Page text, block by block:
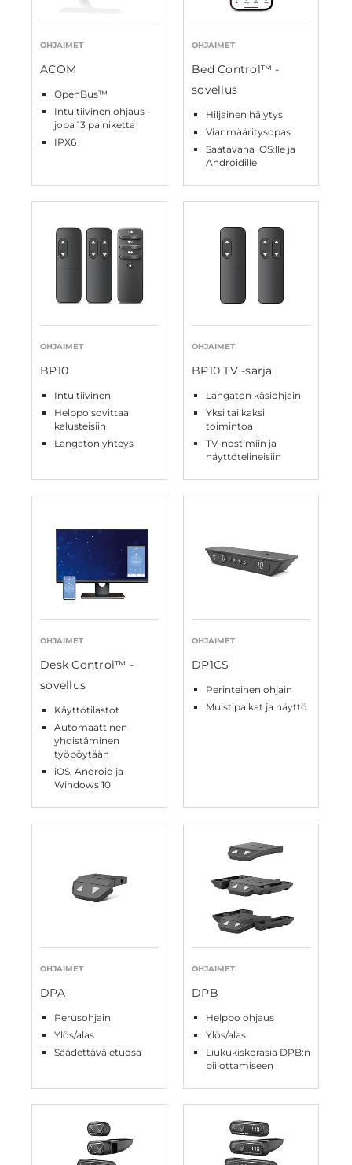
OHJAIMET
ACOM
OpenBus™
Intuitiivinen ohjaus -
jopa 13 painiketta
IPX6
OHJAIMET
Bed Control™ -
sovellus
Hiljainen hälytys
Vianmääritysopas
Saatavana iOS:lle ja
Androidille
OHJAIMET
BP10
Intuitiivinen
Helppo sovittaa
kalusteisiin
Langaton yhteys
OHJAIMET
BP10 TV -sarja
Langaton käsiohjain
Yksi tai kaksi
toimintoa
TV-nostimiin ja
näyttötelineisiin
OHJAIMET
Desk Control™ -
sovellus
Käyttötilastot
Automaattinen
yhdistäminen
työpöytään
iOS, Android ja
Windows 10
OHJAIMET
DP1CS
Perinteinen ohjain
Muistipaikat ja näyttö
OHJAIMET
DPA
Perusohjain
Ylös/alas
Säädettävä etuosa
OHJAIMET
DPB
Helppo ohjaus
Ylös/alas
Liukukiskorasia DPB:n
piilottamiseen